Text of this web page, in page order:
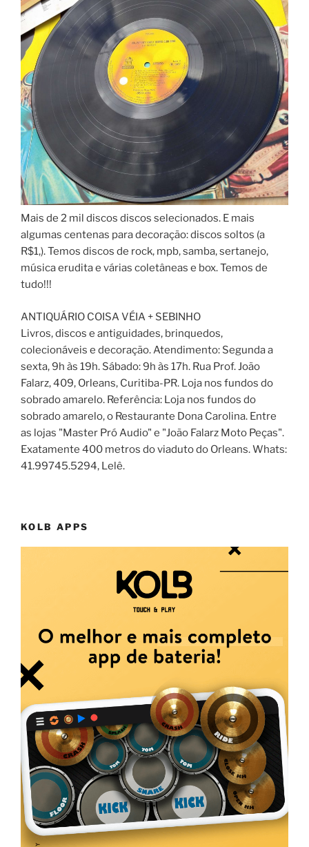
Mais de 2 mil discos discos selecionados. E mais
algumas centenas para decoração: discos soltos (a
R$1,). Temos discos de rock, mpb, samba, sertanejo,
música erudita e várias coletâneas e box. Temos de
tudo!!!
ANTIQUÁRIO COISA VÉIA + SEBINHO
Livros, discos e antiguidades, brinquedos,
colecionáveis e decoração. Atendimento: Segunda a
sexta, 9h às 19h. Sábado: 9h às 17h. Rua Prof. João
Falarz, 409, Orleans, Curitiba-PR. Loja nos fundos do
sobrado amarelo. Referência: Loja nos fundos do
sobrado amarelo, o Restaurante Dona Carolina. Entre
as lojas "Master Pró Audio" e "João Falarz Moto Peças".
Exatamente 400 metros do viaduto do Orleans. Whats:
41.99745.5294, Lelê.
KOLB APPS